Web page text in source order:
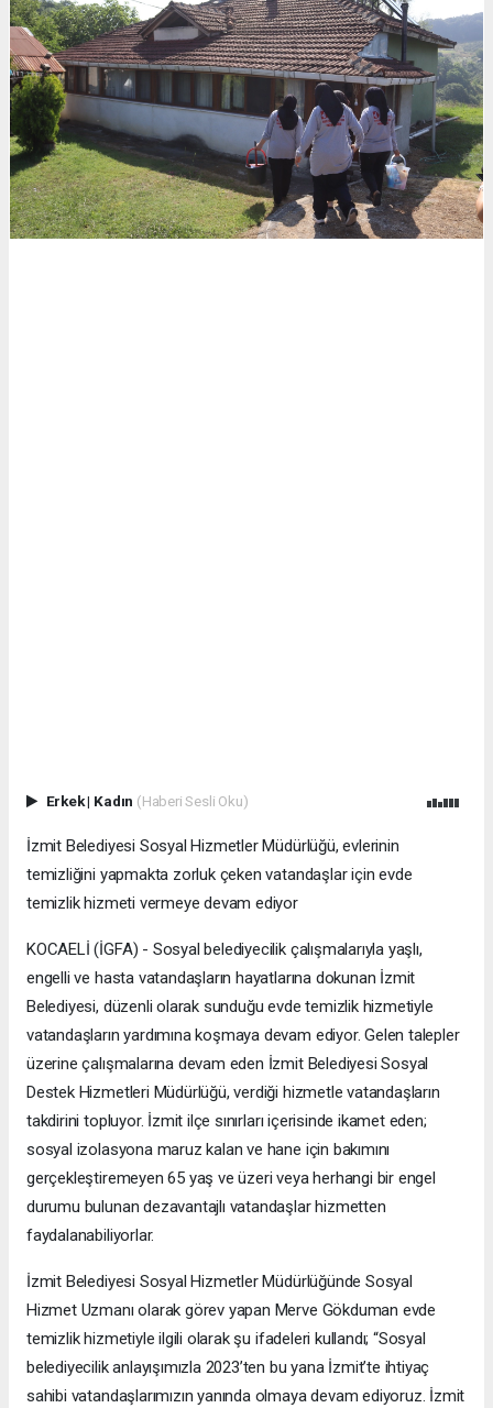
Erkek| Kadın (Haberi Sesli Oku)
İzmit Belediyesi Sosyal Hizmetler Müdürlüğü, evlerinin
temizliğini yapmakta zorluk çeken vatandaşlar için evde
temizlik hizmeti vermeye devam ediyor
KOCAELİ (İGFA) - Sosyal belediyecilik çalışmalarıyla yaşlı,
engelli ve hasta vatandaşların hayatlarına dokunan İzmit
Belediyesi, düzenli olarak sunduğu evde temizlik hizmetiyle
vatandaşların yardımına koşmaya devam ediyor. Gelen talepler
üzerine çalışmalarına devam eden İzmit Belediyesi Sosyal
Destek Hizmetleri Müdürlüğü, verdiği hizmetle vatandaşların
takdirini topluyor. İzmit ilçe sınırları içerisinde ikamet eden;
sosyal izolasyona maruz kalan ve hane için bakımını
gerçekleştiremeyen 65 yaş ve üzeri veya herhangi bir engel
durumu bulunan dezavantajlı vatandaşlar hizmetten
faydalanabiliyorlar.
İzmit Belediyesi Sosyal Hizmetler Müdürlüğünde Sosyal
Hizmet Uzmanı olarak görev yapan Merve Gökduman evde
temizlik hizmetiyle ilgili olarak şu ifadeleri kullandı; “Sosyal
belediyecilik anlayışımızla 2023’ten bu yana İzmit’te ihtiyaç
sahibi vatandaşlarımızın yanında olmaya devam ediyoruz. İzmit